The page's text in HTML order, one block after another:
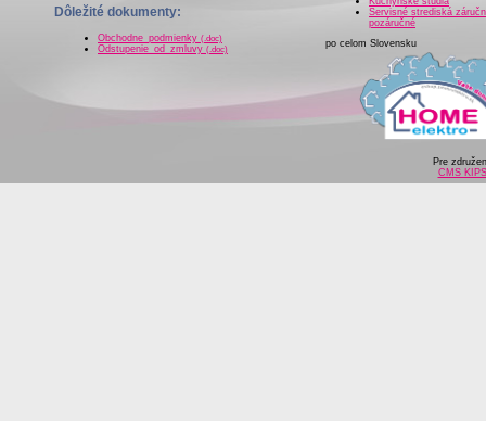
Dôležité dokumenty:
Obchodne_podmienky (.doc)
Odstupenie_od_zmluvy (.doc)
Servisné strediská
pozáručné
po celom Slovensku
Pre
CMS